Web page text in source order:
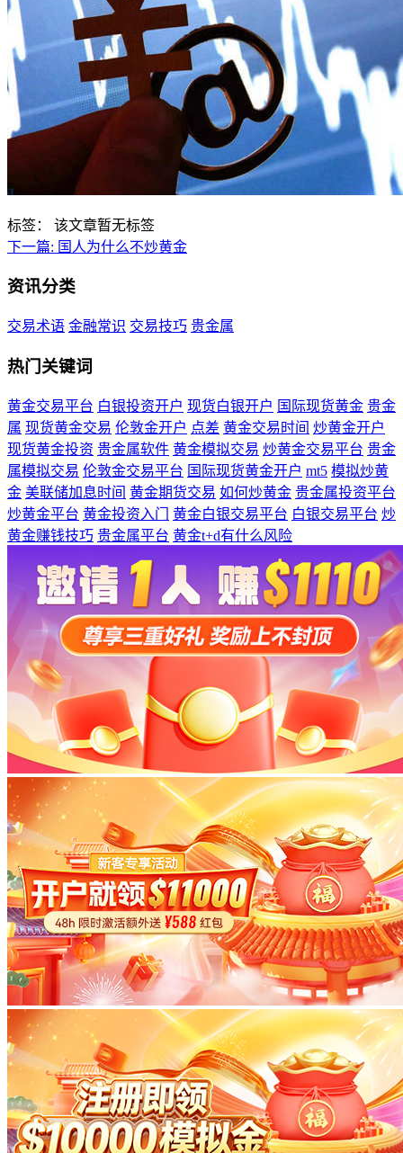
标签：
该文章暂无标签
下一篇: 国人为什么不炒黄金
资讯分类
交易术语 金融常识 交易技巧 贵金属
热门关键词
黄金交易平台 白银投资开户 现货白银开户 国际现货黄金 贵金
属 现货黄金交易 伦敦金开户 点差 黄金交易时间 炒黄金开户
现货黄金投资 贵金属软件 黄金模拟交易 炒黄金交易平台 贵金
属模拟交易 伦敦金交易平台 国际现货黄金开户 mt5 模拟炒黄
金 美联储加息时间 黄金期货交易 如何炒黄金 贵金属投资平台
炒黄金平台 黄金投资入门 黄金白银交易平台 白银交易平台 炒
黄金赚钱技巧 贵金属平台 黄金t+d有什么风险